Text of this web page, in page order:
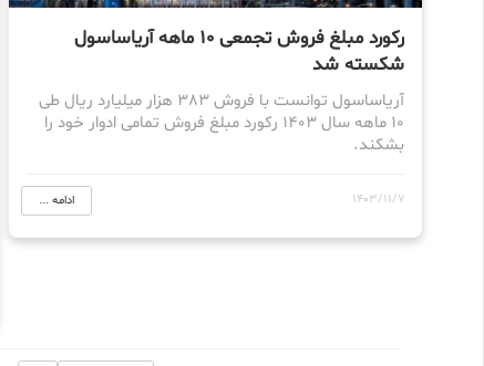
رکورد مبلغ فروش تجمعی 10 ماهه آریاساسول
شکسته شد
آریاساسول توانست با فروش 383 هزار میلیارد ریال طی
10 ماهه سال 1403 رکورد مبلغ فروش تمامی ادوار خود را
بشکند.
1403/11/7 ادامه ...